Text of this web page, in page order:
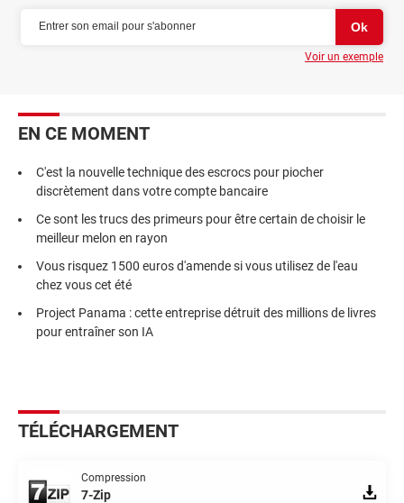
Voir un exemple
EN CE MOMENT
C'est la nouvelle technique des escrocs pour piocher
discrètement dans votre compte bancaire
Ce sont les trucs des primeurs pour être certain de choisir le
meilleur melon en rayon
Vous risquez 1500 euros d'amende si vous utilisez de l'eau
chez vous cet été
Project Panama : cette entreprise détruit des millions de livres
pour entraîner son IA
TÉLÉCHARGEMENT
Compression
7-Zip